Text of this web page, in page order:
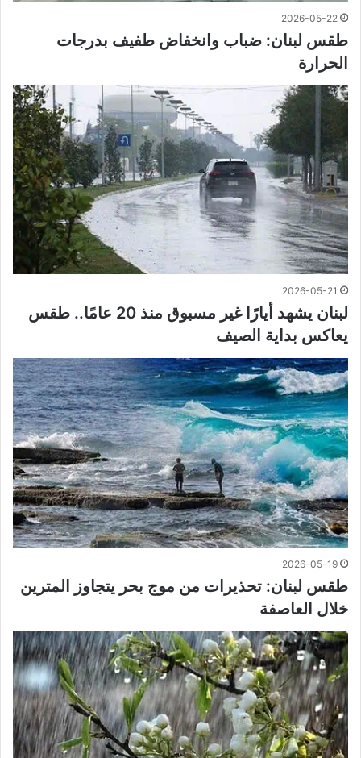
2026-05-22
طقس لبنان: ضباب وانخفاض طفيف بدرجات
الحرارة
2026-05-21
لبنان يشهد أيارًا غير مسبوق منذ 20 عامًا.. طقس
يعاكس بداية الصيف
2026-05-19
طقس لبنان: تحذيرات من موج بحر يتجاوز المترين
خلال العاصفة